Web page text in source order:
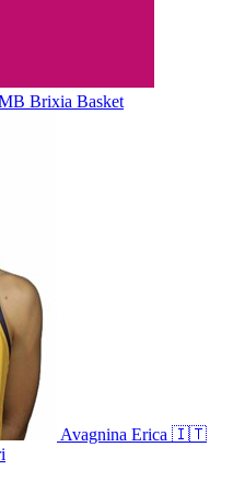
Brixia Basket
Avagnina Erica 🇮🇹